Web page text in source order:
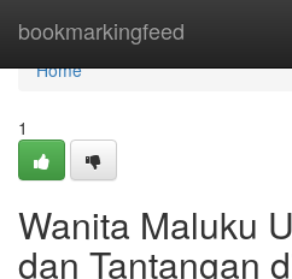
bookmarkingfeed
Home
Home
1
Wanita Maluku
dan Tantangan